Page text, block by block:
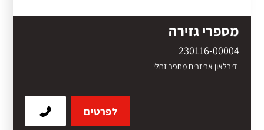
מספרי גזירה
230116-00004
דיבלאון אביזרים מחפר זחלי
לפרטים